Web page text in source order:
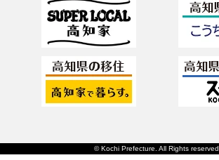
© Kochi Prefecture. All Rights reserved.